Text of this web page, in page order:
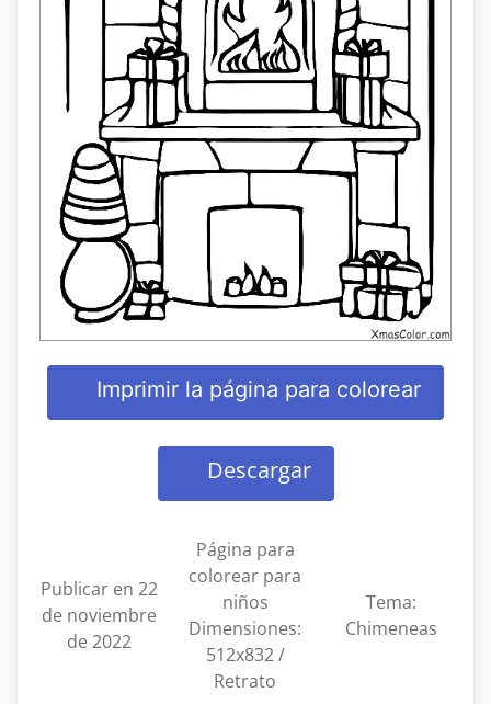
Imprimir la página para colorear
Descargar
Publicar en 22
de noviembre
de 2022
Página para
colorear para
niños
Dimensiones:
512x832 /
Retrato
Tema:
Chimeneas